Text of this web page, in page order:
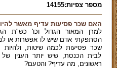
מספר צפיות:14155
האם שכר פסיעות עדיף מאשר
למרן המאור הגדול וכו' כש"ת
הסתפקתי אדם שיש לו אפשרות או
שכר פסיעות לכמה שיטות,
לבית הכנסת, שיש יותר הענין
ראשונים, מה עדיף? והטעם?